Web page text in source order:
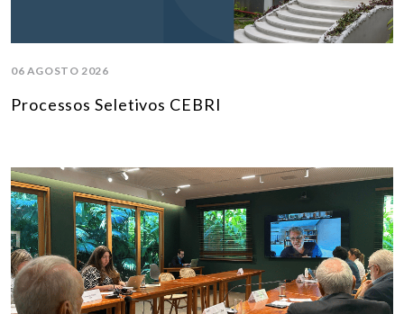
06 AGOSTO 2026
Processos Seletivos CEBRI